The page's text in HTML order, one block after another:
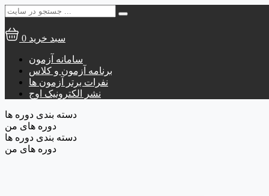
جستجو
سبد خرید 0
سامانه آزمون
برنامه آزمون و کلاس
نفرات برتر آزمون ها
نشر الکترونیک اوج
دسته بندی دوره ها
دوره های من
دسته بندی دوره ها
دوره های من